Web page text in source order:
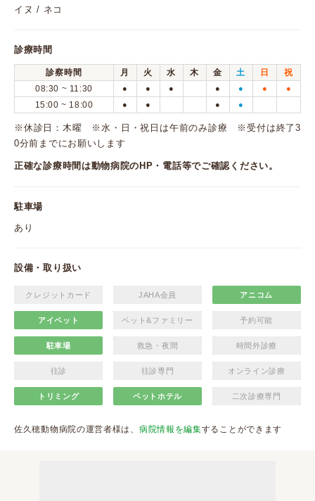
イヌ / ネコ
診療時間
診察時間 月 火 水 木 金 土 日
祝
08:30 ~ 11:30
● ● ● ● ● ● ●
15:00 ~ 18:00 ● ● ● ●
※休診日：木曜 ※水・日・祝日は午前のみ診療 ※受付は終了3
0分前までにお願いします
正確な診療時間は動物病院のHP・電話等でご確認ください。
駐車場
あり
設備・取り扱い
クレジットカード JAHA会員 アニコム
アイペット ペット&ファミリー 予約可能
駐車場 救急・夜間 時間外診療
往診 往診専門 オンライン診療
トリミング ペットホテル 二次診療専門
佐久穂動物病院の運営者様は、 病院情報を編集することができます